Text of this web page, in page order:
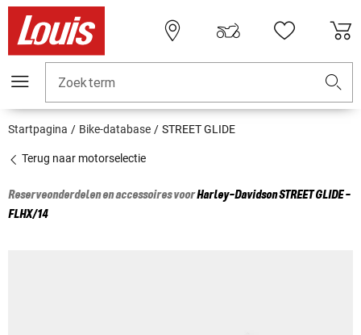
Zoekterm
Startpagina Bike-database STREET GLIDE
Terug naar motorselectie
Reserveonderdelen en accessoires voorHarley-DavidsonSTREET GLIDE -
FLHX/14